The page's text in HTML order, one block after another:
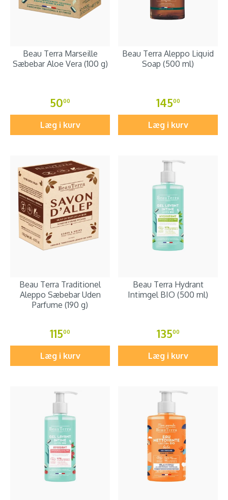
Beau Terra Marseille
Sæbebar Aloe Vera (100 g)
5000
Læg i kurv
Beau Terra Aleppo Liquid
Soap (500 ml)
14500
Læg i kurv
Beau Terra Traditionel
Aleppo Sæbebar Uden
Parfume (190 g)
11500
Læg i kurv
Beau Terra Hydrant
Intimgel BIO (500 ml)
13500
Læg i kurv